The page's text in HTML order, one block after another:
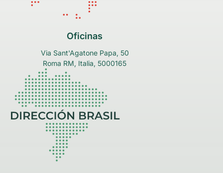
Oficinas
Via Sant'Agatone Papa, 50
Roma RM, Italia, 5000165